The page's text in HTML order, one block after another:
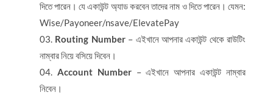
দিতে পারেন। যে একাউন্ট অ্যাড করবেন তাদের নাম ও দিতে পারেন। যেমন:
Wise/Payoneer/nsave/ElevatePay
Routing Number– এইখানে আপনার একাউন্ট থেকে রাউটিং
নাম্বার নিয়ে বসিয়ে দিবেন।
Account Number– এইখানে আপনার একাউন্ট নাম্বার
নিবেন।